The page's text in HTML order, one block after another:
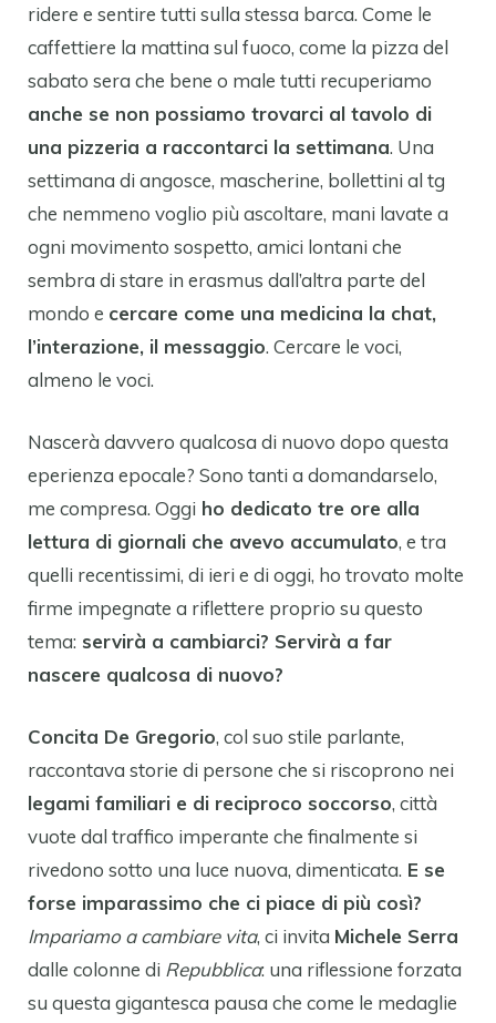
ridere e sentire tutti sulla stessa barca. Come le
caffettiere la mattina sul fuoco, come la pizza del
sabato sera che bene o male tutti recuperiamo
anche se non possiamo trovarci al tavolo di
una pizzeria a raccontarci la settimana. Una
settimana di angosce, mascherine, bollettini al tg
che nemmeno voglio più ascoltare, mani lavate a
ogni movimento sospetto, amici lontani che
sembra di stare in erasmus dall’altra parte del
mondo e cercare come una medicina la chat,
l’interazione, il messaggio. Cercare le voci,
almeno le voci.
Nascerà davvero qualcosa di nuovo dopo questa
eperienza epocale? Sono tanti a domandarselo,
me compresa. Oggi ho dedicato tre ore alla
lettura di giornali che avevo accumulato, e tra
quelli recentissimi, di ieri e di oggi, ho trovato molte
firme impegnate a riflettere proprio su questo
tema: servirà a cambiarci? Servirà a far
nascere qualcosa di nuovo?
Concita De Gregorio, col suo stile parlante,
raccontava storie di persone che si riscoprono nei
legami familiari e di reciproco soccorso, città
vuote dal traffico imperante che finalmente si
rivedono sotto una luce nuova, dimenticata. E se
forse imparassimo che ci piace di più così?
Impariamo a cambiare vita, ci invita Michele Serra
dalle colonne di Repubblica: una riflessione forzata
su questa gigantesca pausa che come le medaglie